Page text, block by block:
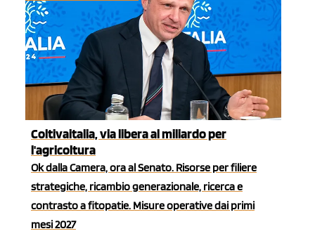
Coltivaitalia, via libera al miliardo per
l'agricoltura
Ok dalla Camera, ora al Senato. Risorse per filiere
strategiche, ricambio generazionale, ricerca e
contrasto a fitopatie. Misure operative dai primi
mesi 2027